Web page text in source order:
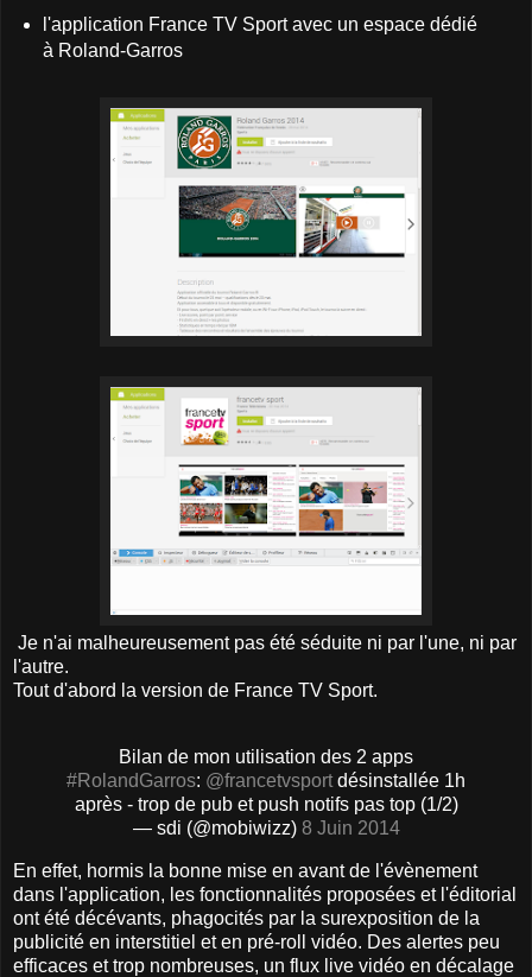
l'application France TV Sport avec un espace dédié
à Roland-Garros
Je n'ai malheureusement pas été séduite ni par l'une, ni par
l'autre.
Tout d'abord la version de France TV Sport.
Bilan de mon utilisation des 2 apps
#RolandGarros: @francetvsport désinstallée 1h
après - trop de pub et push notifs pas top (1/2)
— sdi (@mobiwizz) 8 Juin 2014
En effet, hormis la bonne mise en avant de l'évènement
dans l'application, les fonctionnalités proposées et l'éditorial
ont été décévants, phagocités par la surexposition de la
publicité en interstitiel et en pré-roll vidéo. Des alertes peu
efficaces et trop nombreuses, un flux live vidéo en décalage